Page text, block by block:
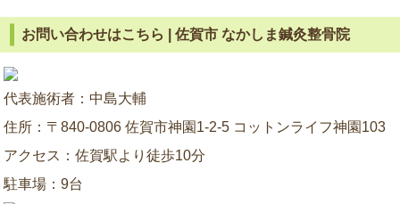
お問い合わせはこちら | 佐賀市 なかしま鍼灸整骨院
代表施術者：中島大輔
住所：〒840-0806 佐賀市神園1-2-5 コットンライフ神園103
アクセス：佐賀駅より徒歩10分
駐車場：9台